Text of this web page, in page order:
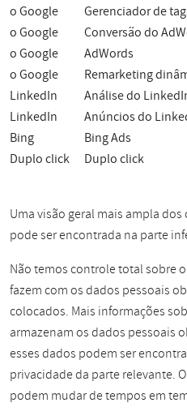
o Google
Gerenciador de
o Google
Conversão do
o Google
AdWords
o Google
Remarketing
LinkedIn
Análise do
LinkedIn
Anúncios do
Bing
Bing Ads
Duplo click
Duplo click
Uma visão geral mais ampla
pode ser encontrada na parte
Não temos controle total sobre
fazem com os dados pessoais
colocados. Mais informações
armazenam os dados pessoais
esses dados podem ser
privacidade da parte relevante.
podem mudar de tempos em